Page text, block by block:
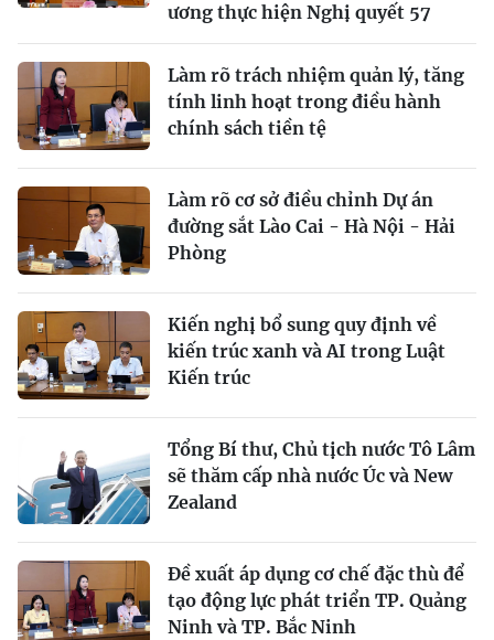
ương thực hiện Nghị quyết 57
Làm rõ trách nhiệm quản lý, tăng
tính linh hoạt trong điều hành
chính sách tiền tệ
Làm rõ cơ sở điều chỉnh Dự án
đường sắt Lào Cai - Hà Nội - Hải
Phòng
Kiến nghị bổ sung quy định về
kiến trúc xanh và AI trong Luật
Kiến trúc
Tổng Bí thư, Chủ tịch nước Tô Lâm
sẽ thăm cấp nhà nước Úc và New
Zealand
Đề xuất áp dụng cơ chế đặc thù để
tạo động lực phát triển TP. Quảng
Ninh và TP. Bắc Ninh